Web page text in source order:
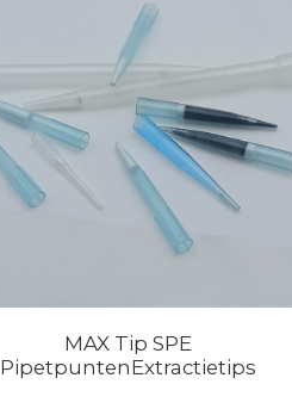
MAX Tip SPE
PipetpuntenExtractietips